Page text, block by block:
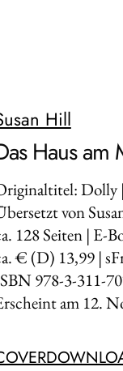
Hill
Haus am
Dolly
von
128Seiten | E-
€ (D) 13,99 |
978-3-311-
am 12.